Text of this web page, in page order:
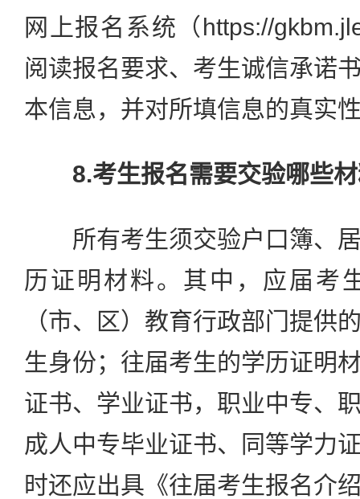
网上报名系统（https://
阅读报名要求、考生诚信承诺
本信息，并对所填信息的真实
8.考生报名需要交验哪些
所有考生须交验户口簿、居
历证明材料。其中，应届考
（市、区）教育行政部门提供
生身份；往届考生的学历证明
证书、学业证书，职业中专、
成人中专毕业证书、同等学力
时还应出具《往届考生报名介